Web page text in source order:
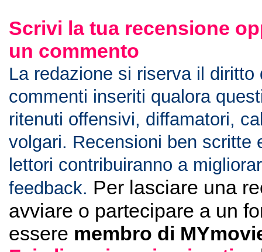
Scrivi la tua recensione
un commento
La redazione si riserva il diritto
commenti inseriti qualora
ritenuti offensivi, diffamatori,
volgari. Recensioni ben scritte
lettori contribuiranno a
feedback. Per lasciare una
avviare o partecipare a un
essere membro di